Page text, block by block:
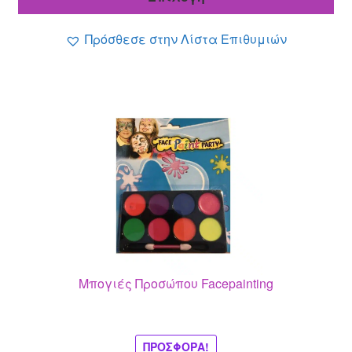
Πρόσθεσε στην Λίστα Επιθυμιών
Μπογιές Προσώπου Facepainting
ΠΡΟΣΦΟΡΆ!